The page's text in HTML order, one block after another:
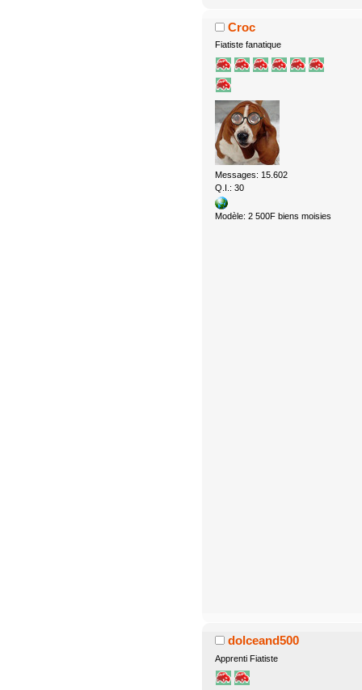
Croc
Fiatiste fanatique
Messages: 15.602
Q.I.: 30
Modèle: 2 500F biens moisies
dolceand500
Apprenti Fiatiste